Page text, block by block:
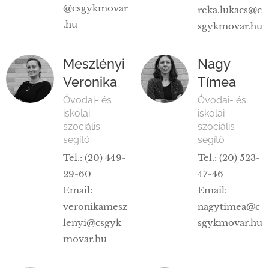
@csgykmovar
.hu
reka.lukacs@c
sgykmovar.hu
Meszlényi
Veronika
Óvodai- és
iskolai
szociális
segítő
Tel.: (20) 449-
29-60
Email:
veronikamesz
lenyi@csgyk
movar.hu
Nagy
Tímea
Óvodai- és
iskolai
szociális
segítő
Tel.: (20) 523-
47-46
Email:
nagytimea@c
sgykmovar.hu